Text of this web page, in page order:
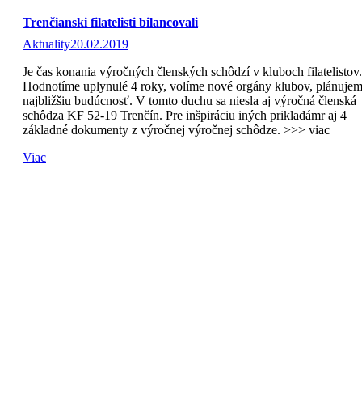
Trenčianski filatelisti bilancovali
Aktuality20.02.2019
Je čas konania výročných členských schôdzí v kluboch filatelistov.
Hodnotíme uplynulé 4 roky, volíme nové orgány klubov,
najbližšiu budúcnosť. V tomto duchu sa niesla aj výročná členská
schôdza KF 52-19 Trenčín. Pre inšpiráciu iných prikladámr aj 4
základné dokumenty z výročnej výročnej schôdze. >>> viac
Viac